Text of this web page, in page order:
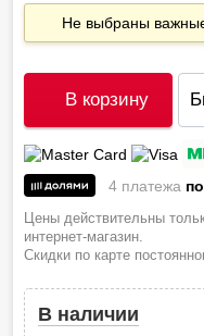
Не выбраны
В корзину
4 платежа
Цены действительны
интернет-магазин.
Скидки по карте
В наличии